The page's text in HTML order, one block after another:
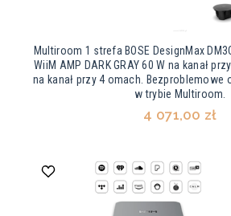
Multiroom 1 strefa BOSE DesignMax
WiiM AMP DARK GRAY 60 W na kanał
na kanał przy 4 omach. Bezproblemowe
w trybie Multiroom.
4 071,00 zł